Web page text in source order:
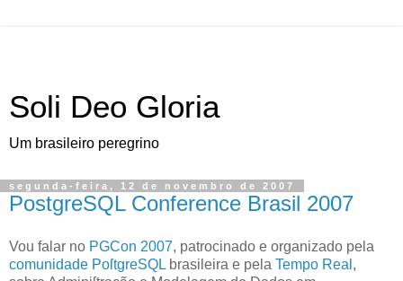
Soli Deo Gloria
Um brasileiro peregrino
segunda-feira, 12 de novembro de 2007
PostgreSQL Conference Brasil 2007
Vou falar no PGCon 2007, patrocinado e organizado pela
comunidade PoſtgreSQL brasileira e pela Tempo Real ,